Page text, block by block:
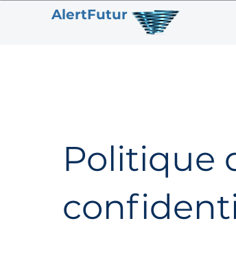
AlertFutur
Politique